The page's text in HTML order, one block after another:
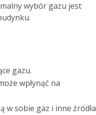
wybór gazu jest
gazu.
wpłynąć na
w sobie gaz i inne źródła